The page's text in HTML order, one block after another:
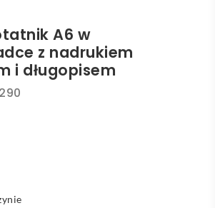
A6 w
z nadrukiem
i długopisem